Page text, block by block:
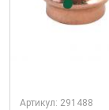
Артикул: 291488